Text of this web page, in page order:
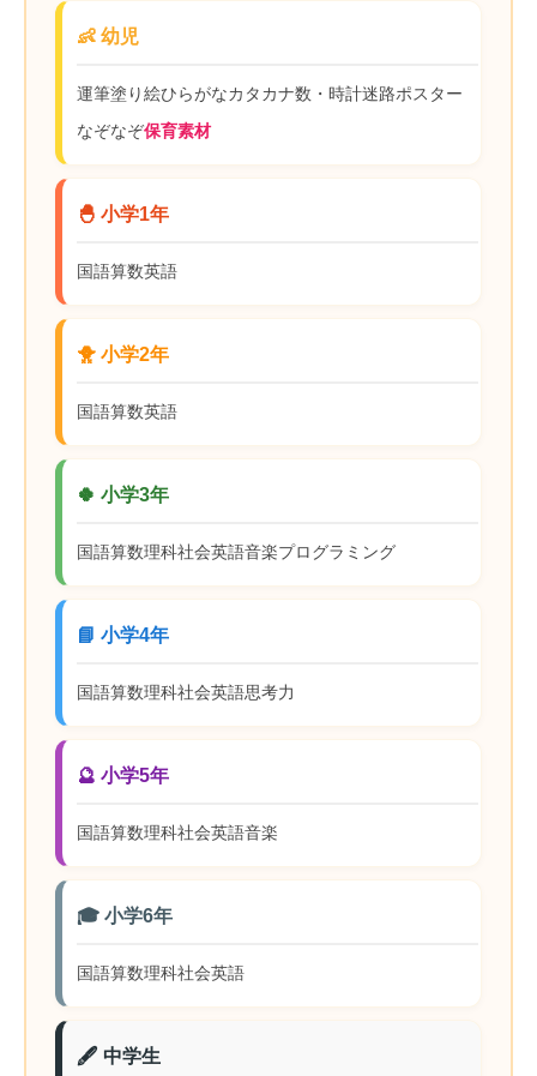
👶 幼児
運筆塗り絵ひらがなカタカナ数・時計迷路ポスター
なぞなぞ保育素材
🐣 小学1年
国語算数英語
🐥 小学2年
国語算数英語
🍀 小学3年
国語算数理科社会英語音楽プログラミング
📘 小学4年
国語算数理科社会英語思考力
🔮 小学5年
国語算数理科社会英語音楽
🎓 小学6年
国語算数理科社会英語
🖋️ 中学生